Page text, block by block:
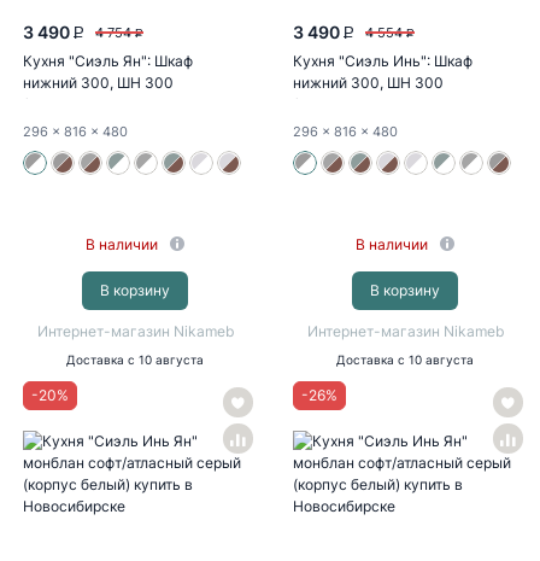
3 490 P 4 754 P
Кухня "Сиэль Ян": Шкаф
нижний 300, ШН 300
(монблан...
296 x 816 x 480
В наличии
В корзину
Интернет-магазин Nikameb
Доставка с 10 августа
3 490 P 4 554 P
Кухня "Сиэль Инь": Шкаф
нижний 300, ШН 300
(монблан...
296 x 816 x 480
В наличии
В корзину
Интернет-магазин Nikameb
Доставка с 10 августа
-20% -26%